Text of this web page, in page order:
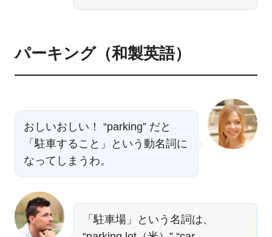
パーキング（和製英語）
おしいおしい！ “parking” だと
「駐車すること」という動名詞に
なってしまうわ。
「駐車場」という名詞は、